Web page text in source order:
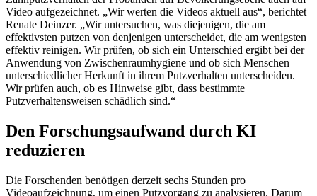
Video aufgezeichnet. „Wir werten die Videos aktuell aus“, berichtet
Renate Deinzer. „Wir untersuchen, was diejenigen, die am
effektivsten putzen von denjenigen unterscheidet, die am wenigsten
effektiv reinigen. Wir prüfen, ob sich ein Unterschied ergibt bei der
Anwendung von Zwischenraumhygiene und ob sich Menschen
unterschiedlicher Herkunft in ihrem Putzverhalten unterscheiden.
Wir prüfen auch, ob es Hinweise gibt, dass bestimmte
Putzverhaltensweisen schädlich sind.“
Den Forschungsaufwand durch KI
reduzieren
Die Forschenden benötigen derzeit sechs Stunden pro
Videoaufzeichnung, um einen Putzvorgang zu analysieren. Darum